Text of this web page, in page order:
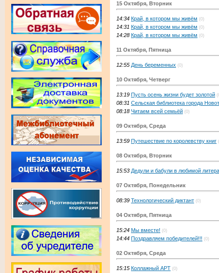
15 Октября, Вторник
14:34 Край, в котором мы живём (0)
14:31 Край, в котором мы живём (0)
14:28 Край, в котором мы живём (0)
11 Октября, Пятница
12:55 День беременных (0)
10 Октября, Четверг
13:19 Пусть осень жизни будет золотой
08:31 Сельская библиотека города
08:18 Читаем всей семьёй (0)
09 Октября, Среда
13:59 Путешествие по королевству книг
08 Октября, Вторник
15:53 Дедули и бабули в любимой
07 Октября, Понедельник
08:39 Технологический диктант (0)
04 Октября, Пятница
15:24 Мы вместе! (0)
14:44 Поздравляем победителей!!! (0)
02 Октября, Среда
15:15 Коллажный АРТ (0)